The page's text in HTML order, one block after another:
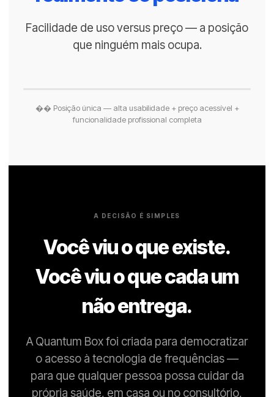
Facilidade de uso versus preço — a posição
que ninguém mais ocupa.
�� Posição única — alta usabilidade + preço acessível +
funcionalidade profissional completa
A DECISÃO É SIMPLES
Você viu o que existe.
Você viu o que cada um
não entrega.
A Quantum Box foi criada para democratizar
o acesso à tecnologia de frequências —
para que qualquer pessoa possa cuidar da
própria saúde, em casa ou no consultório,